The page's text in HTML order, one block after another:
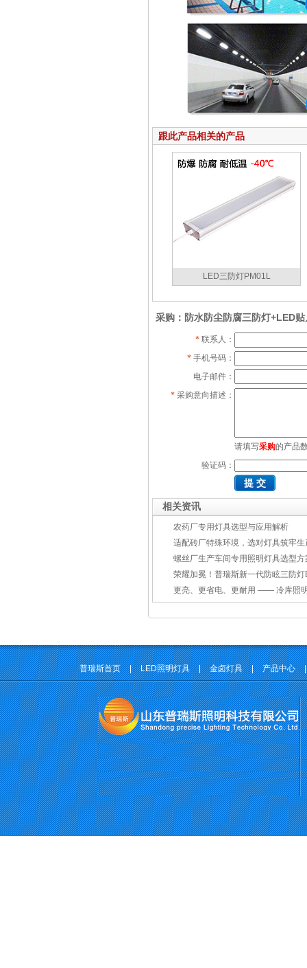
跟此产品相关的产品
LED三防灯PM01L
采购：防水防尘防腐三防灯+LED贴
* 联系人：
* 手机号码：
电子邮件：
* 采购意向描述：
请填写采购的产品
验证码：
相关资讯
农药厂专用灯具选型与应用解析
适配砖厂特殊环境，选对灯具筑牢生产
螺丝厂生产车间专用照明灯具选型方
荣耀加冕！普瑞斯新一代防眩三防灯BC-L斩获2026阿拉
更亮、更省电、更耐用 —— 冷库照
普瑞斯首页 | LED照明灯具 | 金卤灯具 | 产品中心 |